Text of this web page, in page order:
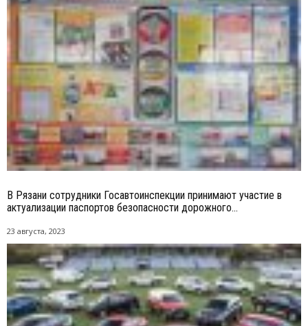
В Рязани сотрудники Госавтоинспекции принимают участие в
актуализации паспортов безопасности дорожного...
23 августа, 2023